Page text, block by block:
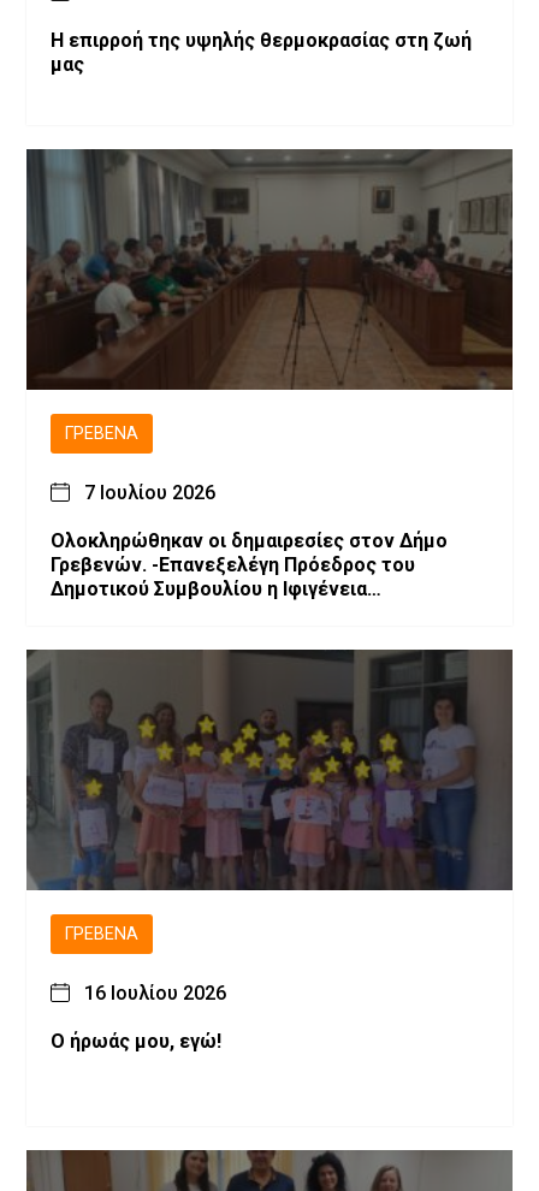
Η επιρροή της υψηλής θερμοκρασίας στη ζωή
μας
ΓΡΕΒΕΝΆ
7 Ιουλίου 2026
Ολοκληρώθηκαν οι δημαιρεσίες στον Δήμο
Γρεβενών. -Επανεξελέγη Πρόεδρος του
Δημοτικού Συμβουλίου η Ιφιγένεια
ΓΡΕΒΕΝΆ
16 Ιουλίου 2026
Ο ήρωάς μου, εγώ!